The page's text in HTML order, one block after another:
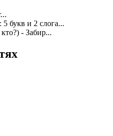
: 5 букв и 2 слога...
- Забир...